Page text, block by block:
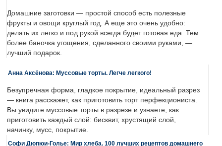
Домашние заготовки — простой способ есть полезные
фрукты и овощи круглый год. А еще это очень удобно:
делать их легко и под рукой всегда будет готовая еда. Тем
более баночка угощения, сделанного своими руками, —
лучший подарок.
Анна Аксёнова: Муссовые торты. Легче легкого!
Безупречная форма, гладкое покрытие, идеальный разрез
— книга расскажет, как приготовить торт перфекциониста.
Вы увидите муссовые торты в разрезе и узнаете, как
приготовить каждый слой: бисквит, хрустящий слой,
начинку, мусс, покрытие.
Софи Дюпюи-Голье: Мир хлеба. 100 лучших рецептов домашнего